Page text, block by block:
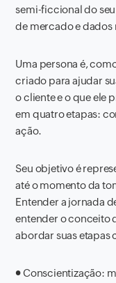
semi-ficcional do
de mercado e dados
Uma persona é,
criado para ajudar
o cliente e o que ele
em quatro etapas:
ação.
Seu objetivo é
até o momento da
Entender a jornada
entender o conceito
abordar suas etapas
●Conscientização: